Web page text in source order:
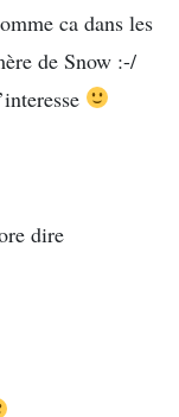
ca dans les
de Snow :-/
dire